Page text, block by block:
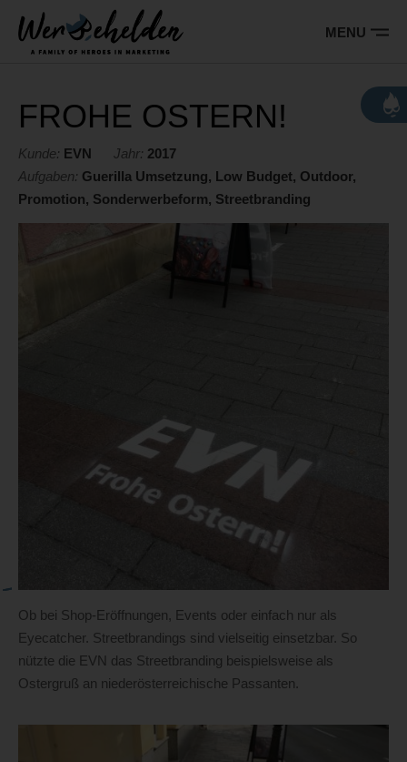
Bedienung
Leistungen
Referenzen
Kontakt
MENU
FROHE OSTERN!
Kunde: EVN Jahr: 2017
Aufgaben: Guerilla Umsetzung, Low Budget, Outdoor,
Promotion, Sonderwerbeform, Streetbranding
Ob bei Shop-Eröffnungen, Events oder einfach nur als
Eyecatcher. Streetbrandings sind vielseitig einsetzbar. So
nützte die EVN das Streetbranding beispielsweise als
Ostergruß an niederösterreichische Passanten.